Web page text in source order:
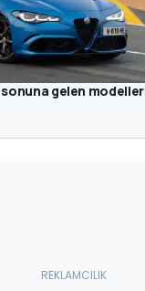
sonuna gelen modeller